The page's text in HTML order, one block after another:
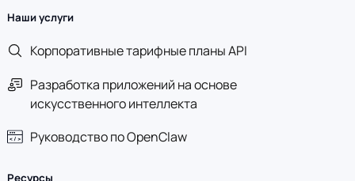
Наши услуги
Корпоративные тарифные планы API
Разработка приложений на основе
искусственного интеллекта
Руководство по OpenClaw
Ресурсы